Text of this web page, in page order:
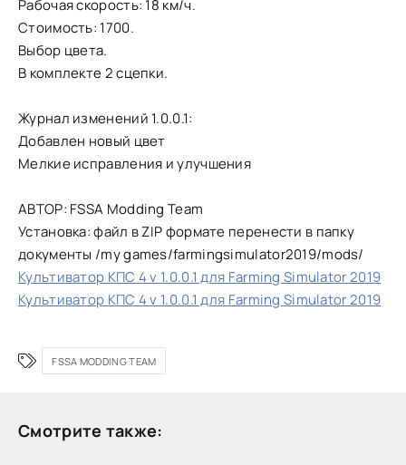
Рабочая скорость: 18 км/ч.
Стоимость: 1700.
Выбор цвета.
В комплекте 2 сцепки.
Журнал изменений 1.0.0.1:
Добавлен новый цвет
Мелкие исправления и улучшения
АВТОР: FSSA Modding Team
Установка: файл в ZIP формате перенести в папку
документы /my games/farmingsimulator2019/mods/
Культиватор КПС 4 v 1.0.0.1 для Farming Simulator 2019
Культиватор КПС 4 v 1.0.0.1 для Farming Simulator 2019
FSSA MODDING TEAM
Смотрите также: